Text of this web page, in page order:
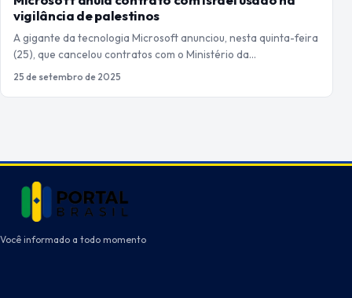
vigilância de palestinos
A gigante da tecnologia Microsoft anunciou, nesta quinta-feira
(25), que cancelou contratos com o Ministério da…
25 de setembro de 2025
Você informado a todo momento